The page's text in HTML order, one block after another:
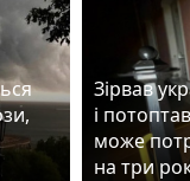
Зірвав
і
може
на три